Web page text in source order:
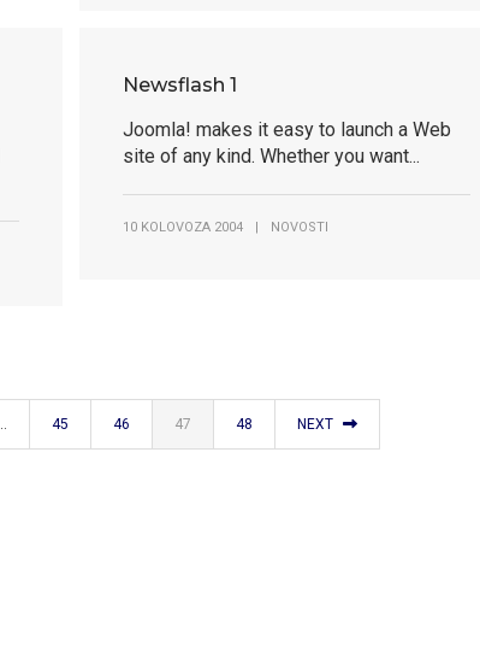
došli u
došli na
Općine
došli u
došli na
Općine
Newsflash 1
Joomla! makes it easy to launch a Web
site of any kind. Whether you want...
10 KOLOVOZA 2004 NOVOSTI
45 46 47 48 NEXT